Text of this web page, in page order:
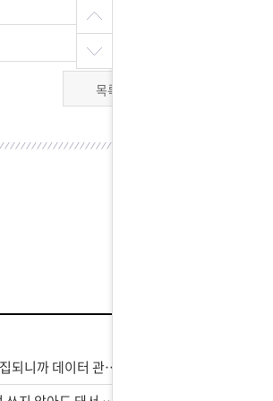
목록
실시간 틱톡 DB 수집되니까 데이터 관리가 편해졌어요